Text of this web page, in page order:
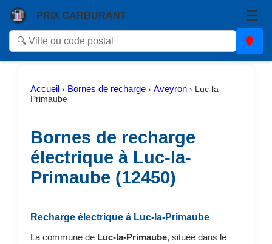
PRIX CARBURANT ☰
Accueil › Bornes de recharge› Aveyron› Luc-la-
Primaube
Bornes de recharge
électrique à Luc-la-
Primaube (12450)
Recharge électrique à Luc-la-Primaube
La commune de Luc-la-Primaube, située dans le